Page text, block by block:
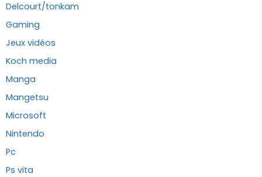
Delcourt/tonkam
Gaming
Jeux vidéos
Koch media
Manga
Mangetsu
Microsoft
Nintendo
Pc
Ps vita